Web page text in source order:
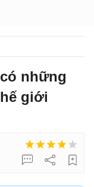
những
giới